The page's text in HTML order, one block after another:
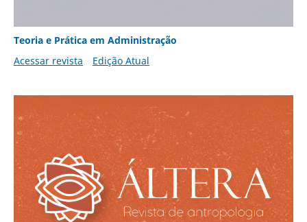
Teoria e Prática em Administração
Acessar revista
Edição Atual